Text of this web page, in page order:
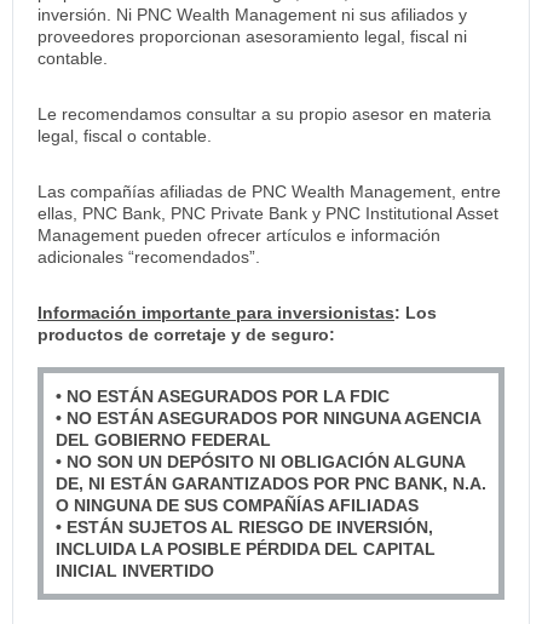
inversión. Ni PNC Wealth Management ni sus afiliados y
proveedores proporcionan asesoramiento legal, fiscal ni
contable.
Le recomendamos consultar a su propio asesor en materia
legal, fiscal o contable.
Las compañías afiliadas de PNC Wealth Management, entre
ellas, PNC Bank, PNC Private Bank y PNC Institutional Asset
Management pueden ofrecer artículos e información
adicionales “recomendados”.
Información importante para inversionistas: Los
productos de corretaje y de seguro:
• NO ESTÁN ASEGURADOS POR LA FDIC
• NO ESTÁN ASEGURADOS POR NINGUNA AGENCIA
DEL GOBIERNO FEDERAL
• NO SON UN DEPÓSITO NI OBLIGACIÓN ALGUNA
DE, NI ESTÁN GARANTIZADOS POR PNC BANK, N.A.
O NINGUNA DE SUS COMPAÑÍAS AFILIADAS
• ESTÁN SUJETOS AL RIESGO DE INVERSIÓN,
INCLUIDA LA POSIBLE PÉRDIDA DEL CAPITAL
INICIAL INVERTIDO